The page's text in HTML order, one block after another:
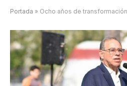
Portada » Ocho años de transformación